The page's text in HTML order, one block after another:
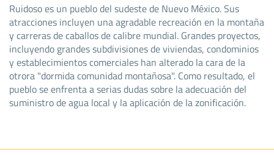
Ruidoso es un pueblo del sudeste de Nuevo México. Sus
atracciones incluyen una agradable recreación en la montaña
y carreras de caballos de calibre mundial. Grandes proyectos,
incluyendo grandes subdivisiones de viviendas, condominios
y establecimientos comerciales han alterado la cara de la
otrora "dormida comunidad montañosa". Como resultado, el
pueblo se enfrenta a serias dudas sobre la adecuación del
suministro de agua local y la aplicación de la zonificación.